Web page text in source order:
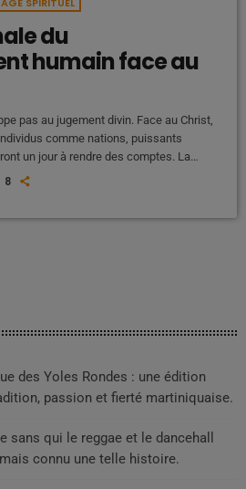
SPIRITUEL
du
humain face au
pas au jugement divin. Face au Christ,
comme nations, puissants
un jour à rendre des comptes. La
humain face au Christ ne se limite
8
des Yoles Rondes : une édition
passion et fierté martiniquaise.
sans qui le reggae et le dancehall
connu une telle histoire.